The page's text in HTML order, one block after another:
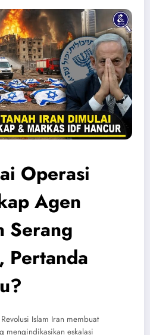
Operasi
Agen
Serang
Pertanda
Islam Iran membuat
mengindikasikan eskalasi